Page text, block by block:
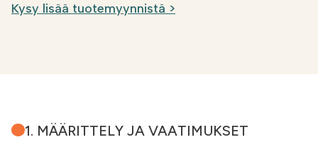
Kysy lisää tuotemyynnistä >
1. MÄÄRITTELY JA VAATIMUKSET